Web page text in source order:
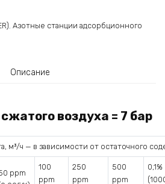
, Азотные станции адсорбционного
Описание
воздуха = 7 бар
м³/ч — в зависимости от остаточного
ppm
100
ppm
250
ppm
500
ppm
0,1%